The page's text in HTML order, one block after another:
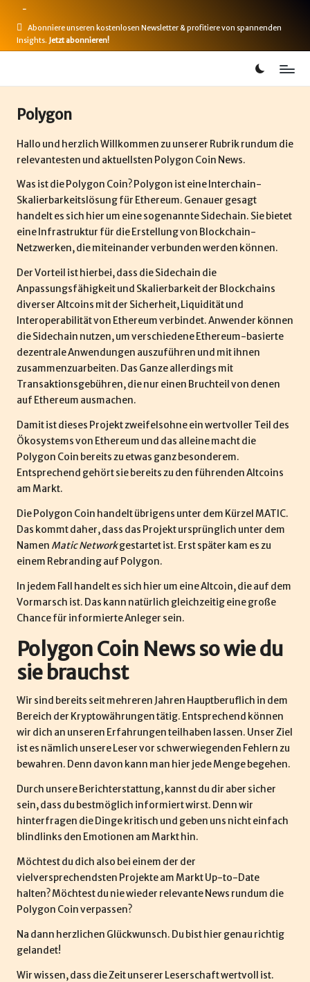
Skip
-
Abonniere unseren kostenlosen Newsletter & profitiere von spannenden
Insights. Jetzt abonnieren!
B
i
t
c
o
i
n
-
B
u
d
e
DeFi
&Polygon
Hallo und herzlich Willkommen zu unserer Rubrik rundum die
relevantesten und aktuellsten Polygon Coin News.
Was ist die Polygon Coin? Polygon ist eine Interchain-
Skalierbarkeitslösung für Ethereum. Genauer gesagt
handelt es sich hier um eine sogenannte Sidechain. Sie bietet
eine Infrastruktur für die Erstellung von Blockchain-
Netzwerken, die miteinander verbunden werden können.
Der Vorteil ist hierbei, dass die Sidechain die
Anpassungsfähigkeit und Skalierbarkeit der Blockchains
diverser Altcoins mit der Sicherheit, Liquidität und
Interoperabilität von Ethereum verbindet. Anwender können
die Sidechain nutzen, um verschiedene Ethereum-basierte
dezentrale Anwendungen auszuführen und mit ihnen
zusammenzuarbeiten. Das Ganze allerdings mit
Transaktionsgebühren, die nur einen Bruchteil von denen
auf Ethereum ausmachen.
Damit ist dieses Projekt zweifelsohne ein wertvoller Teil des
Ökosystems von Ethereum und das alleine macht die
Polygon Coin bereits zu etwas ganz besonderem.
Entsprechend gehört sie bereits zu den führenden Altcoins
am Markt.
Die Polygon Coin handelt übrigens unter dem Kürzel MATIC.
Das kommt daher, dass das Projekt ursprünglich unter dem
Namen Matic Networkgestartet ist. Erst später kam es zu
einem Rebranding auf Polygon.
In jedem Fall handelt es sich hier um eine Altcoin, die auf dem
Vormarsch ist. Das kann natürlich gleichzeitig eine große
Chance für informierte Anleger sein.
Polygon Coin News so wie du
sie brauchst
Wir sind bereits seit mehreren Jahren Hauptberuflich in dem
Bereich der Kryptowährungen tätig. Entsprechend können
wir dich an unseren Erfahrungen teilhaben lassen. Unser Ziel
ist es nämlich unsere Leser vor schwerwiegenden Fehlern zu
bewahren. Denn davon kann man hier jede Menge begehen.
Durch unsere Berichterstattung, kannst du dir aber sicher
sein, dass du bestmöglich informiert wirst. Denn wir
hinterfragen die Dinge kritisch und geben uns nicht einfach
blindlinks den Emotionen am Markt hin.
Möchtest du dich also bei einem der der
vielversprechendsten Projekte am Markt Up-to-Date
halten? Möchtest du nie wieder relevante News rundum die
Polygon Coin verpassen?
Na dann herzlichen Glückwunsch. Du bist hier genau richtig
gelandet!
Wir wissen, dass die Zeit unserer Leserschaft wertvoll ist.